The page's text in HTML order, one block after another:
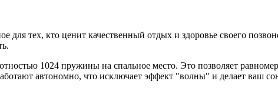
тех, кто ценит качественный отдых и здоровье своего
1024 пружины на спальное место. Это позволяет
автономно, что исключает эффект "волны" и делает ваш